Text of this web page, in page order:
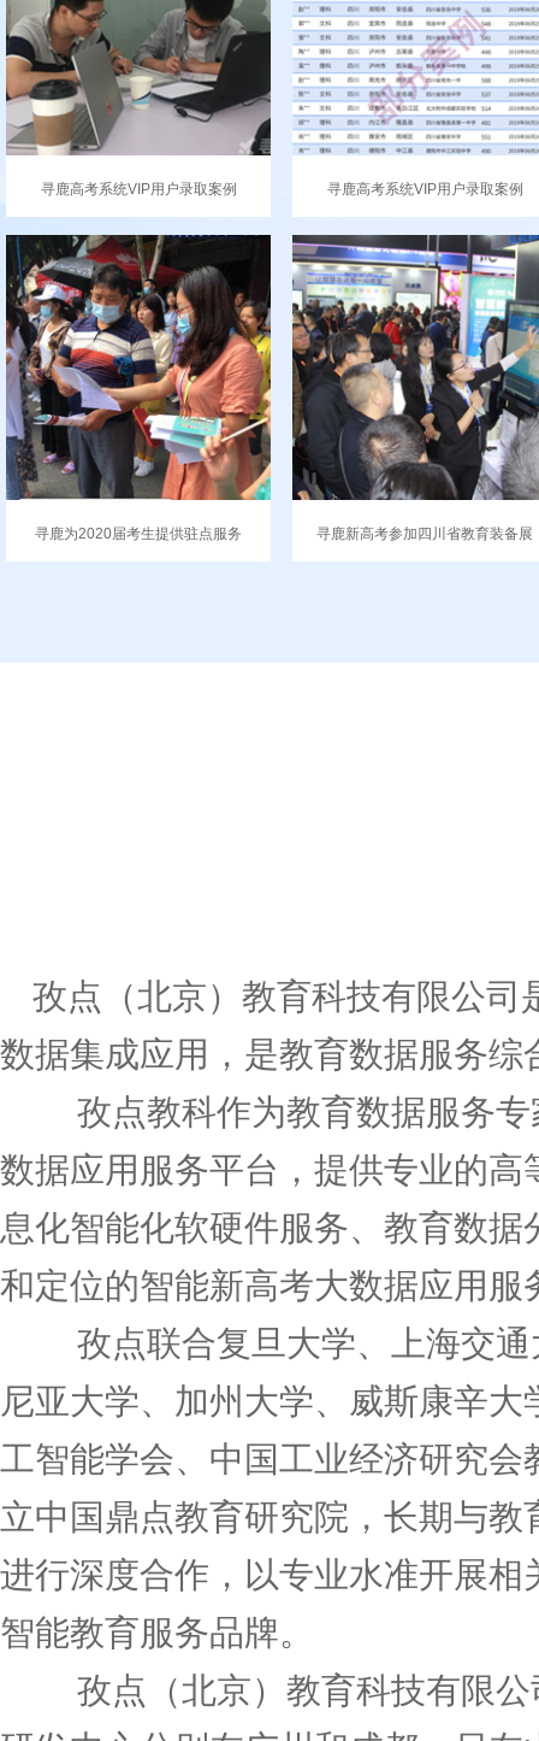
寻鹿高考系统VIP用户录取案例 寻鹿高考系统VIP用户录取案例
寻鹿为2020届考生提供驻点服务 寻鹿新高考参加四川省教育装备展
孜点（北京）教育科技有限公
数据集成应用，是教育数据服务综
孜点教科作为教育数据服务专
数据应用服务平台，提供专业的
息化智能化软硬件服务、教育数
和定位的智能新高考大数据应用服
孜点联合复旦大学、上海交通
尼亚大学、加州大学、威斯康辛
工智能学会、中国工业经济研究
立中国鼎点教育研究院，长期与
进行深度合作，以专业水准开展
智能教育服务品牌。
孜点（北京）教育科技有限公